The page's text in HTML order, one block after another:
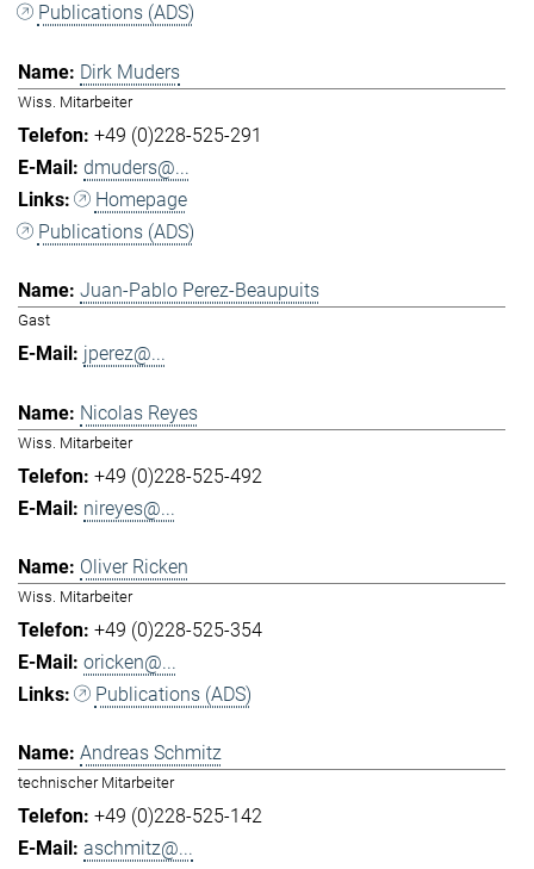
Publications (ADS)
Dirk Muders
Wiss. Mitarbeiter
+49 (0)228-525-291
dmuders@...
Homepage
Publications (ADS)
Juan-Pablo Perez-Beaupuits
Gast
jperez@...
Nicolas Reyes
Wiss. Mitarbeiter
+49 (0)228-525-492
nireyes@...
Oliver Ricken
Wiss. Mitarbeiter
+49 (0)228-525-354
oricken@...
Publications (ADS)
Andreas Schmitz
technischer Mitarbeiter
+49 (0)228-525-142
aschmitz@...